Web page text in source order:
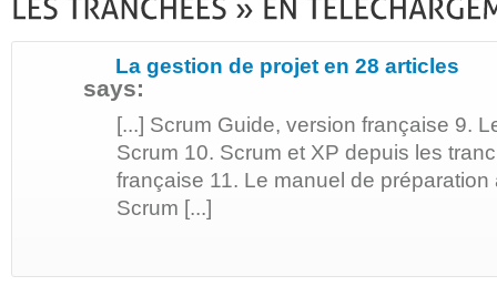
La gestion de projet en 28 articles
says:
[...] Scrum Guide, version française 9.
Scrum 10. Scrum et XP depuis les
française 11. Le manuel de préparation
Scrum [...]